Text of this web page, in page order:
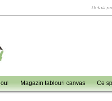
Detalii
Magazin tablouri canvas Ce